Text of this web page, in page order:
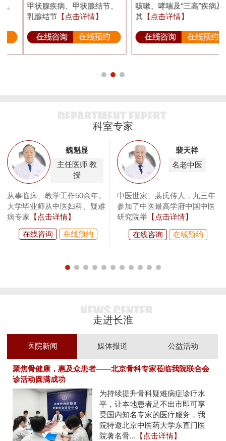
甲状腺疾病、甲状腺结节、
乳腺结节【点击详情】
咳嗽、哮喘及“三高”疾病及
【点击详情】
科室专家
魏魁显
主任医师 教
授
从事临床、教学工作50余年。
大学毕业师从中医妇科、疑难
病专家 【点击详情】
在线咨询 在线预约
裴天祥
名老中医
中医世家、裴氏传人，九三年
参加了中医最高学府中国中医
研究院举 【点击详情】
在线咨询 在线预约
走进长淮
医院新闻 媒体报道 公益活动
聚焦骨健康，惠及众患者——北京骨科专家莅临我院联合会
诊活动圆满成功
为持续提升骨科疑难病症诊疗水
平，让本地患者足不出市即可享
受国内知名专家的医疗服务，我
院特邀北京中医药大学东直门医
院著名骨... 【点击详情】